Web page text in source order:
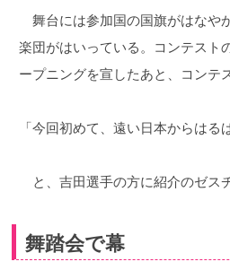
舞台には参加国の国旗がはなや
楽団がはいっている。コンテスト
ープニングを宣したあと、コンテ
「今回初めて、遠い日本からは
と、吉田選手の方に紹介のゼス
舞踏会で幕